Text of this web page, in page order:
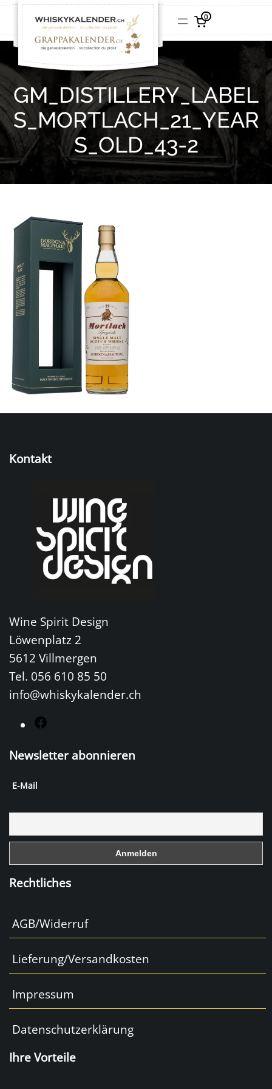
0
GM_DISTILLERY_LABEL
S_MORTLACH_21_YEAR
S_OLD_43-2
Kontakt
Wine Spirit Design
Löwenplatz 2
5612 Villmergen
Tel. 056 610 85 50
info@whiskykalender.ch
c
o
o
Newsletter abonnieren
E-Mail
Rechtliches
AGB/Widerruf
Lieferung/Versandkosten
Impressum
Datenschutzerklärung
Ihre Vorteile